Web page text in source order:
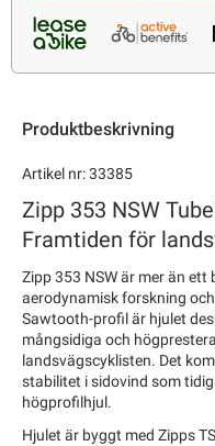
Produktbeskrivning
Artikel nr: 33385
Zipp 353 NSW
Framtiden för
Zipp 353 NSW är mer än ett
aerodynamisk forskning
Sawtooth-profil är hjulet
mångsidiga och
landsvägscyklisten. Det
stabilitet i sidovind som
högprofilhjul.
Hjulet är byggt med Zipps